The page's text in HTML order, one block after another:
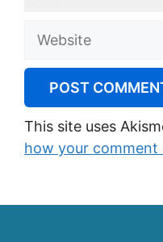
Website
This site uses
how your comment